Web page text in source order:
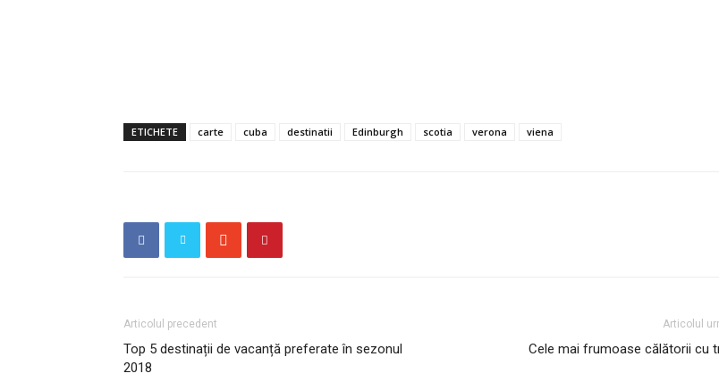
ETICHETE carte cuba destinatii Edinburgh scotia verona viena
Articolul precedent
Top 5 destinații de vacanță preferate în sezonul
2018
Articolul
Cele mai frumoase călătorii cu